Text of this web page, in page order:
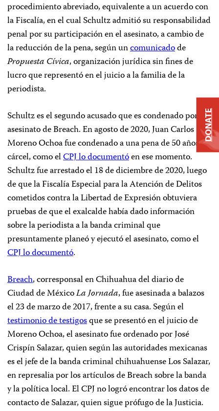
procedimiento abreviado, equivalente a un acuerdo con
la Fiscalía, en el cual Schultz admitió su responsabilidad
penal por su participación en el asesinato, a cambio de
la reducción de la pena, según uncomunicadode
Propuesta Cívica, organización jurídica sin fines de
lucro que representó en el juicio a la familia de la
periodista.
Schultz es el segundo acusado que es condenado por el
asesinato de Breach. En agosto de 2020, Juan Carlos
Moreno Ochoa fue condenado a una pena de 50 años de
cárcel, como elCPJ lo documentóen ese momento.
Schultz fue arrestado el 18 de diciembre de 2020, luego
de que la Fiscalía Especial para la Atención de Delitos
cometidos contra la Libertad de Expresión obtuviera
pruebas de que el exalcalde había dado información
sobre la periodista a la banda criminal que
presuntamente planeó y ejecutó el asesinato, como el
CPJ lo documentó.
Breach, corresponsal en Chihuahua del diario de
Ciudad de MéxicoLa Jornada, fue asesinada a balazos
el 23 de marzo de 2017, frente a su casa. Según el
testimonio de testigosque se presentó en el juicio de
Moreno Ochoa, el asesinato fue ordenado por José
Crispín Salazar, quien según las autoridades mexicanas
es el jefe de la banda criminal chihuahuense Los Salazar,
en represalia por los artículos de Breach sobre la banda
y la política local. El CPJ no logró encontrar los datos de
contacto de Salazar, quien sigue prófugo de la Justicia.
DONATE